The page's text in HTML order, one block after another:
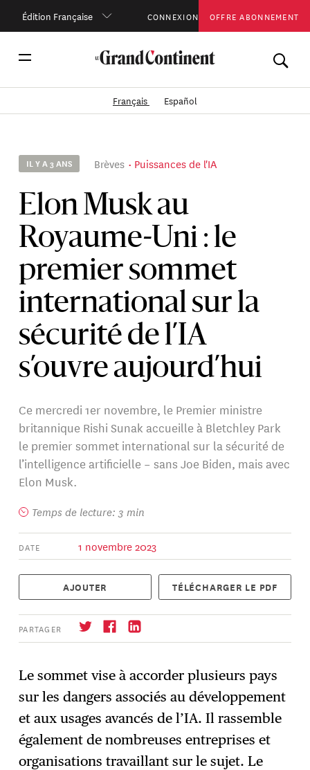
Édition Française CONNEXION OFFRE ABONNEMENT
Français Español
IL Y A 3 ANS Brèves Puissances de l'IA
Elon Musk au
Royaume-Uni : le
premier sommet
international sur la
sécurité de l’IA
s’ouvre aujourd’hui
Ce mercredi 1er novembre, le Premier ministre
britannique Rishi Sunak accueille à Bletchley Park
le premier sommet international sur la sécurité de
l’intelligence artificielle – sans Joe Biden, mais avec
Elon Musk.
Temps de lecture: 3 min
DATE 1 novembre 2023
AJOUTER TÉLÉCHARGER LE PDF
PARTAGER
→ S'abonner
Le sommet vise à accorder plusieurs pays
sur les dangers associés au développement
et aux usages avancés de l’IA. Il rassemble
également de nombreuses entreprises et
organisations travaillant sur le sujet. Le